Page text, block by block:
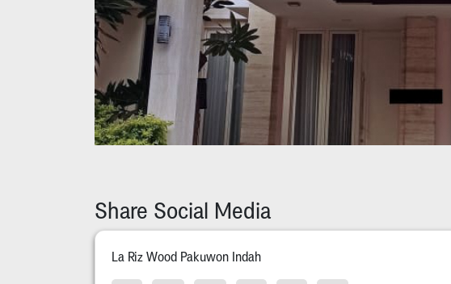
Share Social Media
La Riz Wood Pakuwon Indah